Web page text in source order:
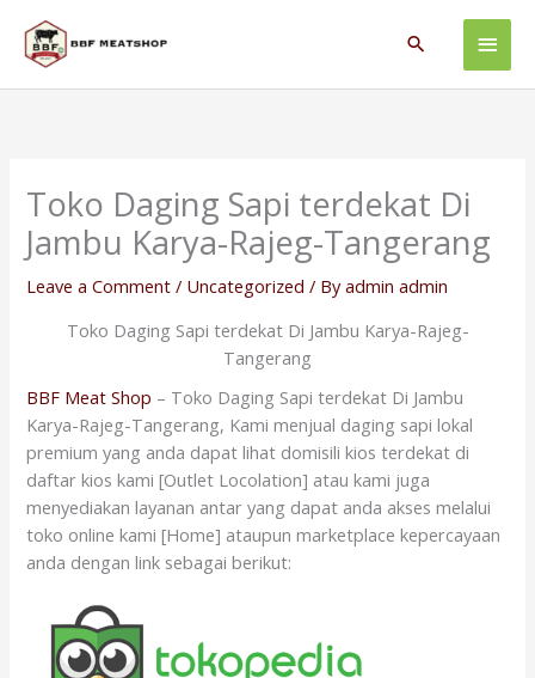
content
Main
Search
Toko Daging Sapi terdekat Di
Jambu Karya-Rajeg-Tangerang
Leave a Comment / Uncategorized / Byadmin admin
Toko Daging Sapi terdekat Di Jambu Karya-Rajeg-
Tangerang
BBF Meat Shop – Toko Daging Sapi terdekat Di Jambu
Karya-Rajeg-Tangerang, Kami menjual daging sapi lokal
premium yang anda dapat lihat domisili kios terdekat di
daftar kios kami [Outlet Locolation] atau kami juga
menyediakan layanan antar yang dapat anda akses melalui
toko online kami [Home] ataupun marketplace kepercayaan
anda dengan link sebagai berikut: